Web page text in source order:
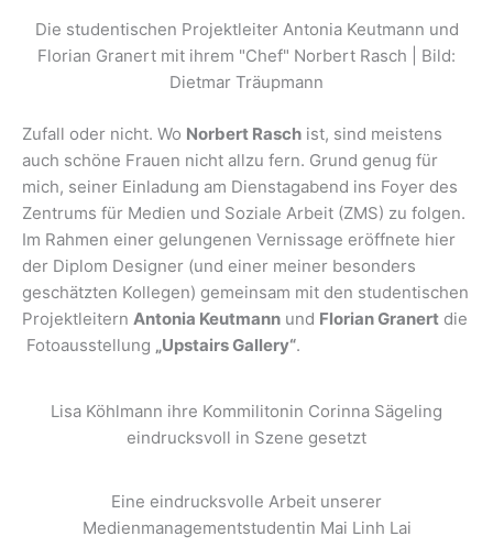
Die studentischen Projektleiter Antonia Keutmann und
Florian Granert mit ihrem "Chef" Norbert Rasch | Bild:
Dietmar Träupmann
Zufall oder nicht. Wo Norbert Rasch ist, sind meistens
auch schöne Frauen nicht allzu fern. Grund genug für
mich, seiner Einladung am Dienstagabend ins Foyer des
Zentrums für Medien und Soziale Arbeit (ZMS) zu folgen.
Im Rahmen einer gelungenen Vernissage eröffnete hier
der Diplom Designer (und einer meiner besonders
geschätzten Kollegen) gemeinsam mit den studentischen
Projektleitern Antonia Keutmann und Florian Granert die
Fotoausstellung „Upstairs Gallery“.
Lisa Köhlmann ihre Kommilitonin Corinna Sägeling
eindrucksvoll in Szene gesetzt
Eine eindrucksvolle Arbeit unserer
Medienmanagementstudentin Mai Linh Lai